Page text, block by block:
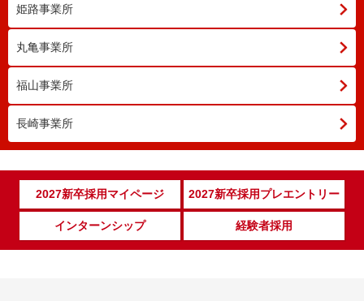
姫路事業所
丸亀事業所
福山事業所
長崎事業所
2027新卒採用マイページ 2027新卒採用プレエントリー
インターンシップ 経験者採用